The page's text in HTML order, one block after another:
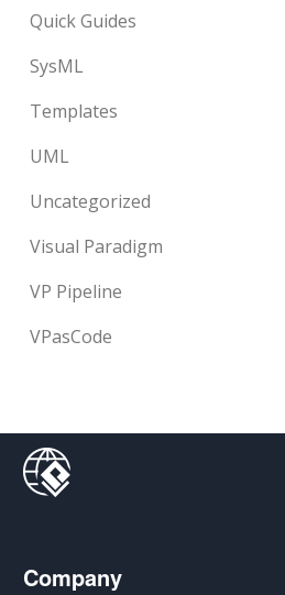
Quick Guides
SysML
Templates
UML
Uncategorized
Visual Paradigm
VP Pipeline
VPasCode
Company